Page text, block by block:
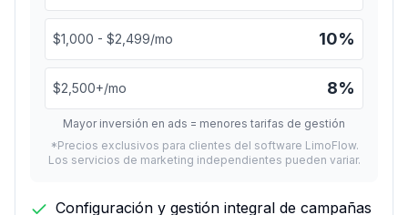
$1,000 - $2,499/mo 10%
$2,500+/mo 8%
Mayor inversión en ads = menores tarifas de gestión
*Precios exclusivos para clientes del software LimoFlow.
Los servicios de marketing independientes pueden variar.
Configuración y gestión integral de campañas